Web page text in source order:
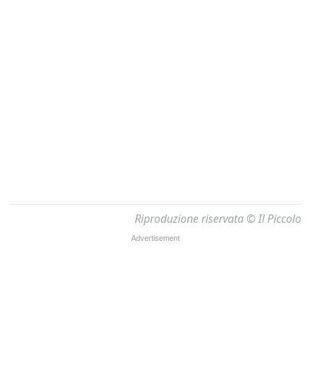
Riproduzione riservata © Il Piccolo